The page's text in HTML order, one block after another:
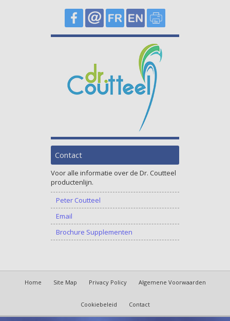
Contact
Voor alle informatie over de Dr. Coutteel
productenlijn.
Peter Coutteel
Email
Brochure Supplementen
Home Site Map Privacy Policy Algemene Voorwaarden
Cookiebeleid Contact